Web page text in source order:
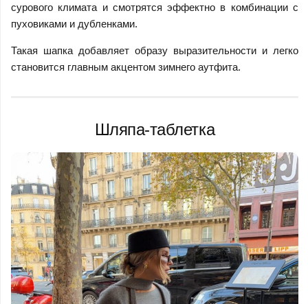
сурового климата и смотрятся эффектно в комбинации с
пуховиками и дубленками.
Такая шапка добавляет образу выразительности и легко
становится главным акцентом зимнего аутфита.
Шляпа-таблетка